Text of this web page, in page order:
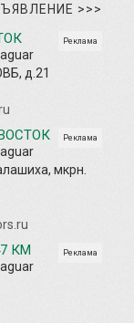
>>>
Реклама
д.21
Реклама
ВОСТОК
мкрн.
Реклама
КМ